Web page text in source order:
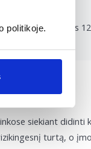
politikoje.dabar vertos
siekiant didinti
turtą, o